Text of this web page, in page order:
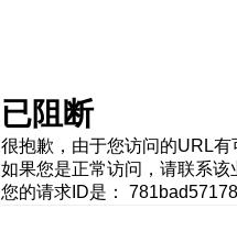
已阻断
很抱歉，由于您访问的URL
如果您是正常访问，请联系
您的请求ID是：